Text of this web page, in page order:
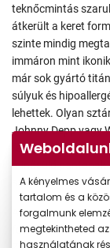
teknőcmintás
átkerült a keret
szinte mindig
immáron mint
már sok gyártó
súlyuk és
lehettek. Olyan
Johnny Depp vagy
féle Indiana Jones
minősülő pantonak
szemüvegformák
A panto azonban
formája többféle
A kényelmes
tartalom és a
forgalmunk
megtekintheted
használatának